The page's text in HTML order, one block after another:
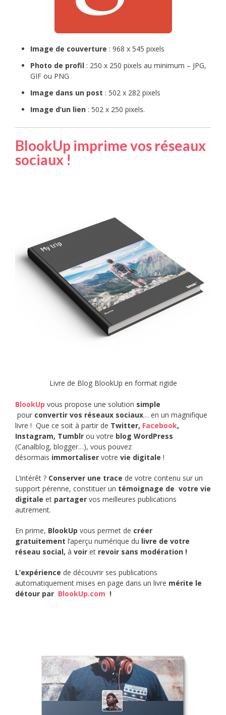
Image de couverture : 968 x 545 pixels
Photo de profil : 250 x 250 pixels au minimum – JPG,
GIF ou PNG
Image dans un post : 502 x 282 pixels
Image d’un lien : 502 x 250 pixels.
BlookUp imprime vos réseaux
sociaux !
Livre de Blog BlookUp en format rigide
BlookUp vous propose une solution simple
pour convertir vos réseaux sociaux… en un magnifique
livre ! Que ce soit à partir de Twitter, Facebook,
Instagram, Tumblr ou votre blog WordPress
(Canalblog, blogger…), vous pouvez
désormais immortaliser votre vie digitale !
L’intérêt ? Conserver une trace de votre contenu sur un
support pérenne, constituer un témoignage de votre vie
digitale et partager vos meilleures publications
autrement.
En prime, BlookUp vous permet de créer
gratuitement l’aperçu numérique du livre de votre
réseau social, à voir et revoir sans modération !
L’expérience de découvrir ses publications
automatiquement mises en page dans un livre mérite le
détour par BlookUp.com !